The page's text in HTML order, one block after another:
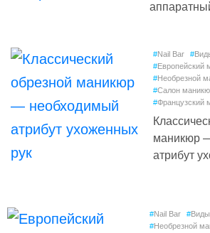
#Nail Bar #
#Европейский
#Необрезной
#Салон
#Французский
маникюр
атрибут
#Nail Bar #
#Необрезной